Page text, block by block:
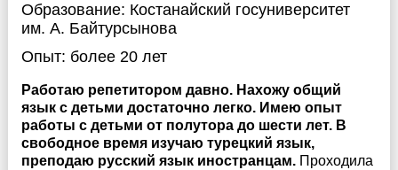
Образование: Костанайский госуниверситет
им. А. Байтурсынова
Опыт: более 20 лет
Работаю репетитором давно. Нахожу общий
язык с детьми достаточно легко. Имею опыт
работы с детьми от полутора до шести лет. В
свободное время изучаю турецкий язык,
преподаю русский язык иностранцам. Проходила